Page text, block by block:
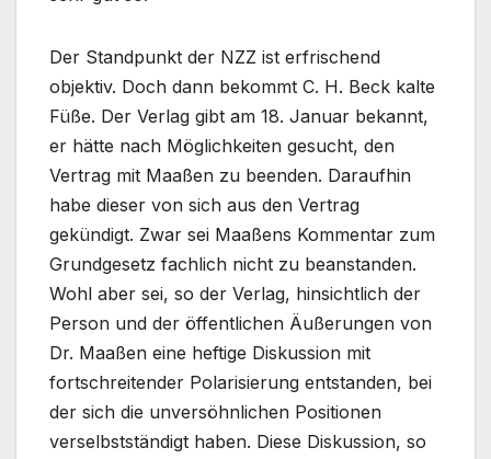
Der Standpunkt der NZZ ist erfrischend
objektiv. Doch dann bekommt C. H. Beck kalte
Füße. Der Verlag gibt am 18. Januar bekannt,
er hätte nach Möglichkeiten gesucht, den
Vertrag mit Maaßen zu beenden. Daraufhin
habe dieser von sich aus den Vertrag
gekündigt. Zwar sei Maaßens Kommentar zum
Grundgesetz fachlich nicht zu beanstanden.
Wohl aber sei, so der Verlag, hinsichtlich der
Person und der öffentlichen Äußerungen von
Dr. Maaßen eine heftige Diskussion mit
fortschreitender Polarisierung entstanden, bei
der sich die unversöhnlichen Positionen
verselbstständigt haben. Diese Diskussion, so